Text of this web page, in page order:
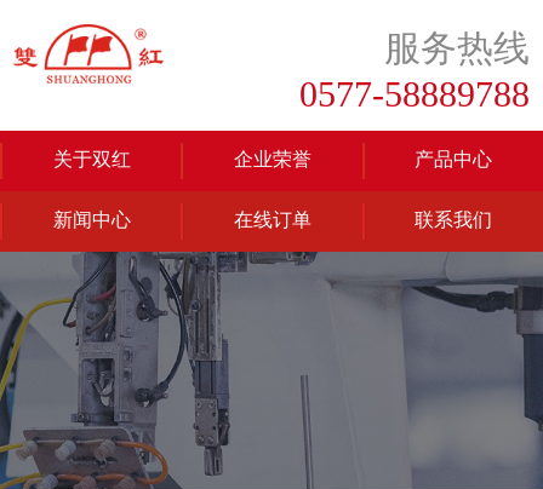
服务热线
0577-58889788
关于双红 企业荣誉 产品中心
新闻中心 在线订单 联系我们